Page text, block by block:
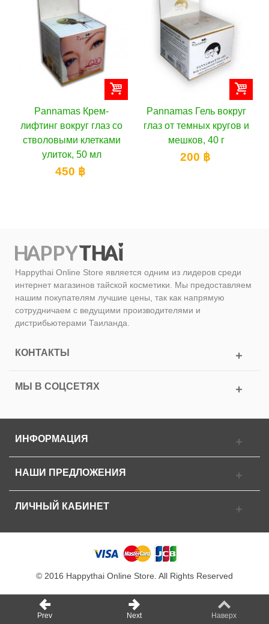
Pannamas Гель вокруг
глаз от темных кругов и
мешков, 40 г
200 ฿
Liyanshijia Маска под
глаза с 24К золотом от
морщин, 10 шт
300 ฿
Happythai Online Store является одним из лидеров среди
интернет магазинов тайской косметики. Мы предоставляем
нашим покупателям лучшие цены, так как напрямую
сотрудничаем с ведущими производителями и
дистрибьютерами Таиланда.
КОНТАКТЫ
МЫ В СОЦСЕТЯХ
ИНФОРМАЦИЯ
НАШИ ПРЕДЛОЖЕНИЯ
ЛИЧНЫЙ КАБИНЕТ
© 2016 Happythai Online Store. All Rights Reserved
Prev Next Наверх